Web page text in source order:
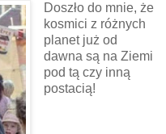
Doszło do mnie, że
kosmici z różnych
planet już od
dawna są na Ziemi
pod tą czy inną
postacią!